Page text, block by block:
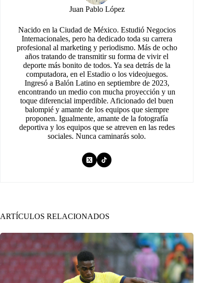
Juan Pablo López
Nacido en la Ciudad de México. Estudió Negocios
Internacionales, pero ha dedicado toda su carrera
profesional al marketing y periodismo. Más de ocho
años tratando de transmitir su forma de vivir el
deporte más bonito de todos. Ya sea detrás de la
computadora, en el Estadio o los videojuegos.
Ingresó a Balón Latino en septiembre de 2023,
encontrando un medio con mucha proyección y un
toque diferencial imperdible. Aficionado del buen
balompié y amante de los equipos que siempre
proponen. Igualmente, amante de la fotografía
deportiva y los equipos que se atreven en las redes
sociales. Nunca caminarás solo.
ARTÍCULOS RELACIONADOS